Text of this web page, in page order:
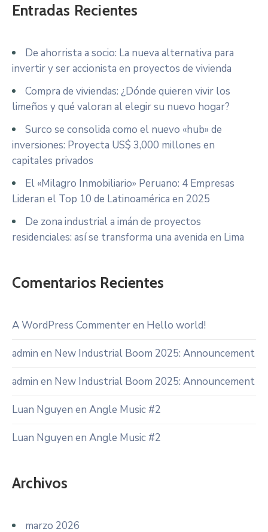
Entradas Recientes
De ahorrista a socio: La nueva alternativa para
invertir y ser accionista en proyectos de vivienda
Compra de viviendas: ¿Dónde quieren vivir los
limeños y qué valoran al elegir su nuevo hogar?
Surco se consolida como el nuevo «hub» de
inversiones: Proyecta US$ 3,000 millones en
capitales privados
El «Milagro Inmobiliario» Peruano: 4 Empresas
Lideran el Top 10 de Latinoamérica en 2025
De zona industrial a imán de proyectos
residenciales: así se transforma una avenida en Lima
Comentarios Recientes
A WordPress Commenteren Hello world!
admin en New Industrial Boom 2025: Announcement
admin en New Industrial Boom 2025: Announcement
Luan Nguyen en Angle Music #2
Luan Nguyen en Angle Music #2
Archivos
marzo 2026